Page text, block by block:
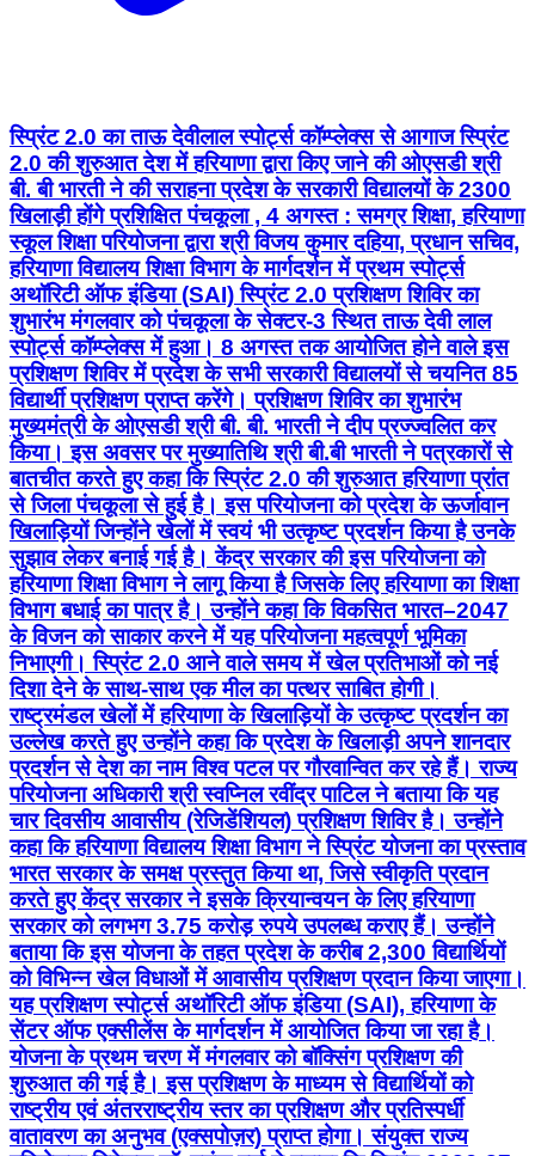
स्प्रिंट 2.0 का ताऊ देवीलाल स्पोर्ट्स कॉम्प्लेक्स से आगाज स्प्रिंट
2.0 की शुरुआत देश में हरियाणा द्वारा किए जाने की ओएसडी श्री
बी. बी भारती ने की सराहना प्रदेश के सरकारी विद्यालयों के 2300
खिलाड़ी होंगे प्रशिक्षित पंचकूला , 4 अगस्त : समग्र शिक्षा, हरियाणा
स्कूल शिक्षा परियोजना द्वारा श्री विजय कुमार दहिया, प्रधान सचिव,
हरियाणा विद्यालय शिक्षा विभाग के मार्गदर्शन में प्रथम स्पोर्ट्स
अथॉरिटी ऑफ इंडिया (SAI) स्प्रिंट 2.0 प्रशिक्षण शिविर का
शुभारंभ मंगलवार को पंचकूला के सेक्टर-3 स्थित ताऊ देवी लाल
स्पोर्ट्स कॉम्प्लेक्स में हुआ। 8 अगस्त तक आयोजित होने वाले इस
प्रशिक्षण शिविर में प्रदेश के सभी सरकारी विद्यालयों से चयनित 85
विद्यार्थी प्रशिक्षण प्राप्त करेंगे। प्रशिक्षण शिविर का शुभारंभ
मुख्यमंत्री के ओएसडी श्री बी. बी. भारती ने दीप प्रज्ज्वलित कर
किया। इस अवसर पर मुख्यातिथि श्री बी.बी भारती ने पत्रकारों से
बातचीत करते हुए कहा कि स्प्रिंट 2.0 की शुरुआत हरियाणा प्रांत
से जिला पंचकूला से हुई है। इस परियोजना को प्रदेश के ऊर्जावान
खिलाड़ियों जिन्होंने खेलों में स्वयं भी उत्कृष्ट प्रदर्शन किया है उनके
सुझाव लेकर बनाई गई है। केंद्र सरकार की इस परियोजना को
हरियाणा शिक्षा विभाग ने लागू किया है जिसके लिए हरियाणा का शिक्षा
विभाग बधाई का पात्र है। उन्होंने कहा कि विकसित भारत–2047
के विजन को साकार करने में यह परियोजना महत्वपूर्ण भूमिका
निभाएगी। स्प्रिंट 2.0 आने वाले समय में खेल प्रतिभाओं को नई
दिशा देने के साथ-साथ एक मील का पत्थर साबित होगी।
राष्ट्रमंडल खेलों में हरियाणा के खिलाड़ियों के उत्कृष्ट प्रदर्शन का
उल्लेख करते हुए उन्होंने कहा कि प्रदेश के खिलाड़ी अपने शानदार
प्रदर्शन से देश का नाम विश्व पटल पर गौरवान्वित कर रहे हैं। राज्य
परियोजना अधिकारी श्री स्वप्निल रवींद्र पाटिल ने बताया कि यह
चार दिवसीय आवासीय (रेजिडेंशियल) प्रशिक्षण शिविर है। उन्होंने
कहा कि हरियाणा विद्यालय शिक्षा विभाग ने स्प्रिंट योजना का प्रस्ताव
भारत सरकार के समक्ष प्रस्तुत किया था, जिसे स्वीकृति प्रदान
करते हुए केंद्र सरकार ने इसके क्रियान्वयन के लिए हरियाणा
सरकार को लगभग 3.75 करोड़ रुपये उपलब्ध कराए हैं। उन्होंने
बताया कि इस योजना के तहत प्रदेश के करीब 2,300 विद्यार्थियों
को विभिन्न खेल विधाओं में आवासीय प्रशिक्षण प्रदान किया जाएगा।
यह प्रशिक्षण स्पोर्ट्स अथॉरिटी ऑफ इंडिया (SAI), हरियाणा के
सेंटर ऑफ एक्सीलेंस के मार्गदर्शन में आयोजित किया जा रहा है।
योजना के प्रथम चरण में मंगलवार को बॉक्सिंग प्रशिक्षण की
शुरुआत की गई है। इस प्रशिक्षण के माध्यम से विद्यार्थियों को
राष्ट्रीय एवं अंतरराष्ट्रीय स्तर का प्रशिक्षण और प्रतिस्पर्धी
वातावरण का अनुभव (एक्सपोज़र) प्राप्त होगा। संयुक्त राज्य